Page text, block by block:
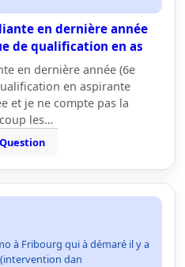
en dernière année
de qualification en as
en dernière année (6e
en aspirante
et je ne compte pas la
les…
à Fribourg qui à démaré il y a
dan